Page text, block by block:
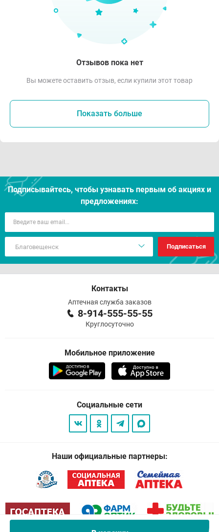
Отзывов пока нет
Вы можете оставить отзыв, если купили этот товар
Показать больше
Подписывайтесь, чтобы узнавать первым об акцияx и
предложениях:
Подписаться
Контакты
Аптечная служба заказов
8-914-555-55-55
Круглосуточно
Мобильное приложение
Социальные сети
Наши официальные партнеры: